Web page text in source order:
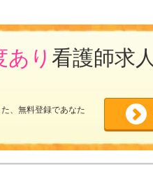
あり 看護師求人
、無料登録であなた